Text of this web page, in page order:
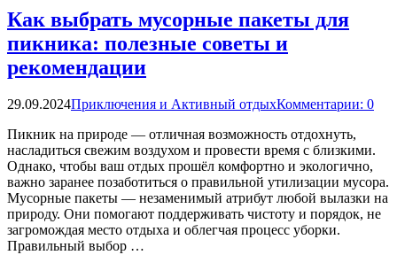
Как выбрать мусорные пакеты для
пикника: полезные советы и
рекомендации
29.09.2024Приключения и Активный отдыхКомментарии: 0
Пикник на природе — отличная возможность отдохнуть,
насладиться свежим воздухом и провести время с близкими.
Однако, чтобы ваш отдых прошёл комфортно и экологично,
важно заранее позаботиться о правильной утилизации мусора.
Мусорные пакеты — незаменимый атрибут любой вылазки на
природу. Они помогают поддерживать чистоту и порядок, не
загромождая место отдыха и облегчая процесс уборки.
Правильный выбор …